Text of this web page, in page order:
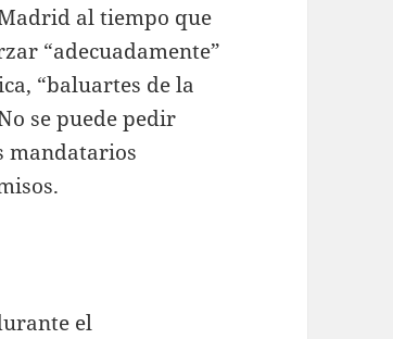
al tiempo que
“adecuadamente”
“baluartes de la
se puede pedir
mandatarios
el